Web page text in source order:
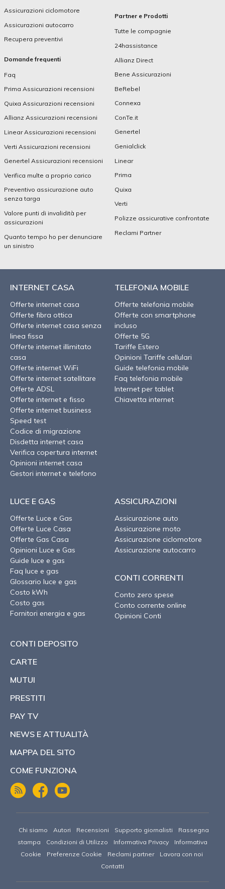
Assicurazioni ciclomotore
Assicurazioni autocarro
Recupera preventivi
Domande frequenti
Faq
Prima Assicurazioni recensioni
Quixa Assicurazioni recensioni
Allianz Assicurazioni recensioni
Linear Assicurazioni recensioni
Verti Assicurazioni recensioni
Genertel Assicurazioni recensioni
Verifica multe a proprio carico
Preventivo assicurazione auto
senza targa
Valore punti di invalidità per
assicurazioni
Quanto tempo ho per denunciare
un sinistro
Partner e Prodotti
Tutte le compagnie
24hassistance
Allianz Direct
Bene Assicurazioni
BeRebel
Connexa
ConTe.it
Genertel
Genialclick
Linear
Prima
Quixa
Verti
Polizze assicurative confrontate
Reclami Partner
INTERNET CASA
Offerte internet casa
Offerte fibra ottica
Offerte internet casa senza
linea fissa
Offerte internet illimitato
casa
Offerte internet WiFi
Offerte internet satellitare
Offerte ADSL
Offerte internet e fisso
Offerte internet business
Speed test
Codice di migrazione
Disdetta internet casa
Verifica copertura internet
Opinioni internet casa
Gestori internet e telefono
TELEFONIA MOBILE
Offerte telefonia mobile
Offerte con smartphone
incluso
Offerte 5G
Tariffe Estero
Opinioni Tariffe cellulari
Guide telefonia mobile
Faq telefonia mobile
Internet per tablet
Chiavetta internet
LUCE E GAS
Offerte Luce e Gas
Offerte Luce Casa
Offerte Gas Casa
Opinioni Luce e Gas
Guide luce e gas
Faq luce e gas
Glossario luce e gas
Costo kWh
Costo gas
Fornitori energia e gas
ASSICURAZIONI
Assicurazione auto
Assicurazione moto
Assicurazione ciclomotore
Assicurazione autocarro
CONTI CORRENTI
Conto zero spese
Conto corrente online
Opinioni Conti
CONTI DEPOSITO
CARTE
MUTUI
PRESTITI
PAY TV
NEWS E ATTUALITÀ
MAPPA DEL SITO
COME FUNZIONA
Chi siamo Autori Recensioni Supporto giornalisti
Rassegna
stampa
Condizioni di Utilizzo Informativa Privacy
Informativa
Cookie
Preferenze Cookie Reclami partner
Lavora con noi
Contatti